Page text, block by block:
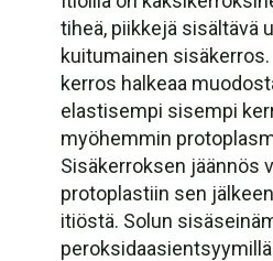
tiheä, piikkejä sisältävä
kuitumainen
kerros halkeaa
elastisempi sisempi
myöhemmin
Sisäkerroksen jäännös
protoplastiin sen
itiöstä. Solun